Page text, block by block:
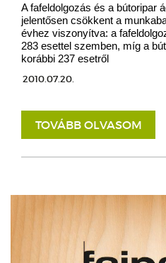
A fafeldolgozás és a bútoripar
jelentősen csökkent a
évhez viszonyítva: a
283 esettel szemben, míg a
korábbi 237 esetről
2010.07.20.
TOVÁBB OLVASOM